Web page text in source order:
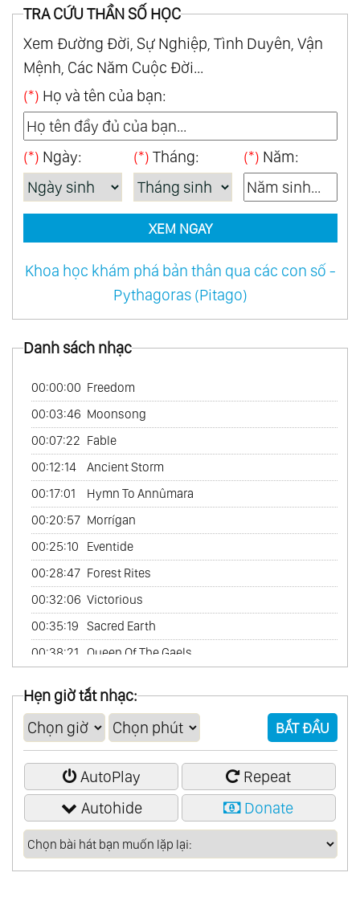
TRA CỨU THẦN SỐ HỌC
Xem Đường Đời, Sự Nghiệp, Tình Duyên, Vận
Mệnh, Các Năm Cuộc Đời...
(*) Họ và tên của bạn:
(*) Ngày: (*) Tháng: (*) Năm:
XEM NGAY
Khoa học khám phá bản thân qua các con số -
Pythagoras (Pitago)
Danh sách nhạc
00:00:00 Freedom
00:03:46 Moonsong
00:07:22 Fable
00:12:14
Ancient Storm
00:17:01
Hymn To Annûmara
00:20:57 Morrígan
00:25:10
Eventide
00:28:47 Forest Rites
00:32:06 Victorious
00:35:19 Sacred Earth
00:38:21
Queen Of The Gaels
00:45:04 Part Of The Pack
00:49:04 Alvae
00:56:06 Druidic Dreams
01:00:33
Hail To The King
01:06:15
Bua Nó Bás
Hẹn giờ tắt nhạc:
BẮT ĐẦU
AutoPlay
Repeat
Autohide
Donate